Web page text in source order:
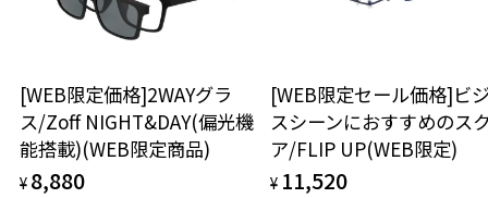
タイプ
材質
フロント素材：メタル
[WEB限定価格]2WAYグラ
ス/Zoff NIGHT&DAY(偏光機
能搭載)(WEB限定商品)
¥ 8,880
[WEB限定セール価格]ビ
スシーンにおすすめのス
ア/FLIP UP(WEB限定)
¥ 11,520